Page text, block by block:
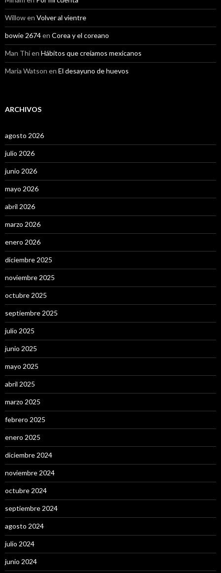
Willowen Volver al vientre
bowie 2674en Corea y el coreano
Man Thien Hábitos que creíamos mexicanos
Maria Watson en El desayuno de huevos
ARCHIVOS
agosto 2026
julio 2026
junio 2026
mayo 2026
abril 2026
marzo 2026
enero 2026
diciembre 2025
noviembre 2025
octubre 2025
septiembre 2025
julio 2025
junio 2025
mayo 2025
abril 2025
marzo 2025
febrero 2025
enero 2025
diciembre 2024
noviembre 2024
octubre 2024
septiembre 2024
agosto 2024
julio 2024
junio 2024